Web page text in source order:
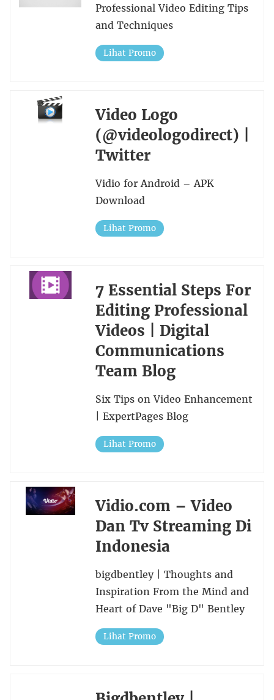
Professional Video Editing Tips
and Techniques
Lihat Promo
Video Logo
(@videologodirect) |
Twitter
Vidio for Android – APK
Download
Lihat Promo
7 Essential Steps For
Editing Professional
Videos | Digital
Communications
Team Blog
Six Tips on Video Enhancement
| ExpertPages Blog
Lihat Promo
Vidio.com – Video
Dan Tv Streaming Di
Indonesia
bigdbentley | Thoughts and
Inspiration From the Mind and
Heart of Dave "Big D" Bentley
Lihat Promo